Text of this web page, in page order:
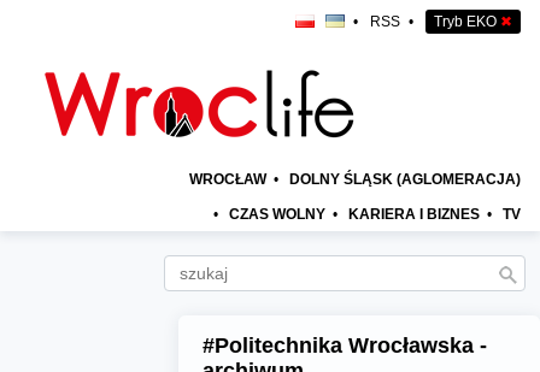
• RSS • Tryb EKO ✖
WROCŁAW • DOLNY ŚLĄSK (AGLOMERACJA)
• CZAS WOLNY • KARIERA I BIZNES • TV
#Politechnika Wrocławska -